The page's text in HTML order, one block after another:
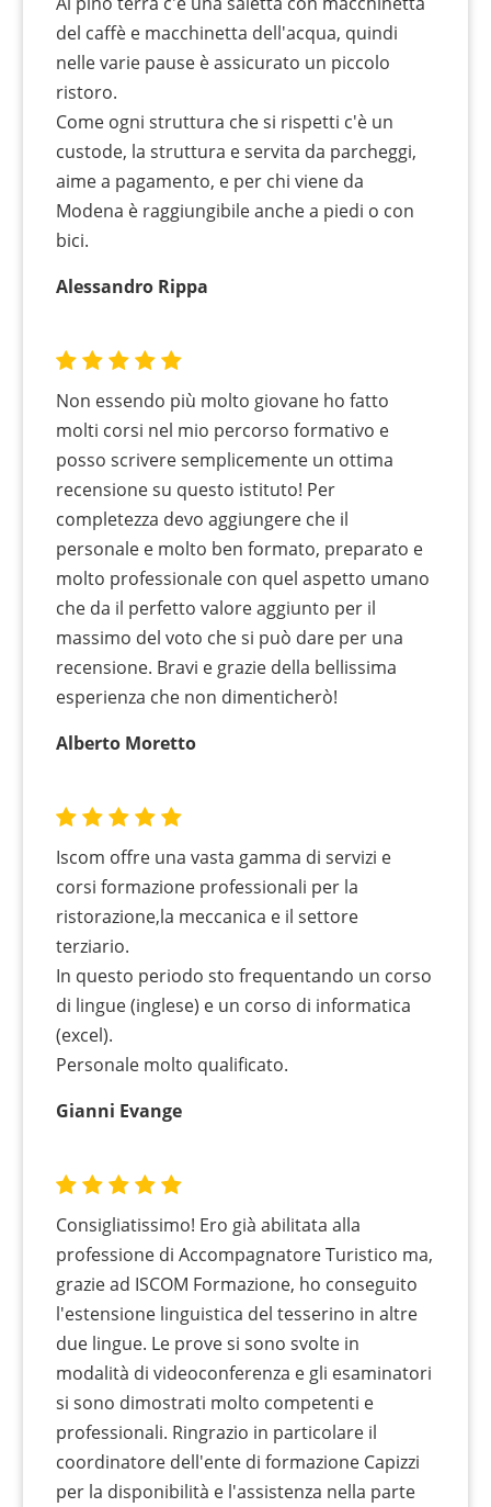
del caffè e macchinetta dell'acqua, quindi
nelle varie pause è assicurato un piccolo
ristoro.
Come ogni struttura che si rispetti c'è un
custode, la struttura e servita da parcheggi,
aime a pagamento, e per chi viene da
Modena è raggiungibile anche a piedi o con
bici.
Alessandro Rippa
Non essendo più molto giovane ho fatto
molti corsi nel mio percorso formativo e
posso scrivere semplicemente un ottima
recensione su questo istituto! Per
completezza devo aggiungere che il
personale e molto ben formato, preparato e
molto professionale con quel aspetto umano
che da il perfetto valore aggiunto per il
massimo del voto che si può dare per una
recensione. Bravi e grazie della bellissima
esperienza che non dimenticherò!
Alberto Moretto
Iscom offre una vasta gamma di servizi e
corsi formazione professionali per la
ristorazione,la meccanica e il settore
terziario.
In questo periodo sto frequentando un corso
di lingue (inglese) e un corso di informatica
(excel).
Personale molto qualificato.
Gianni Evange
Consigliatissimo! Ero già abilitata alla
professione di Accompagnatore Turistico ma,
grazie ad ISCOM Formazione, ho conseguito
l'estensione linguistica del tesserino in altre
due lingue. Le prove si sono svolte in
modalità di videoconferenza e gli esaminatori
si sono dimostrati molto competenti e
professionali. Ringrazio in particolare il
coordinatore dell'ente di formazione Capizzi
per la disponibilità e l'assistenza nella parte